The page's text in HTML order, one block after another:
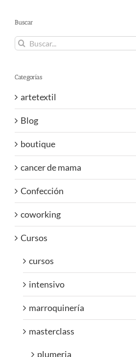
Buscar
Buscar:
Categorías
artetextil
Blog
boutique
cancer de mama
Confección
coworking
Cursos
cursos
intensivo
marroquinería
masterclass
plumeria